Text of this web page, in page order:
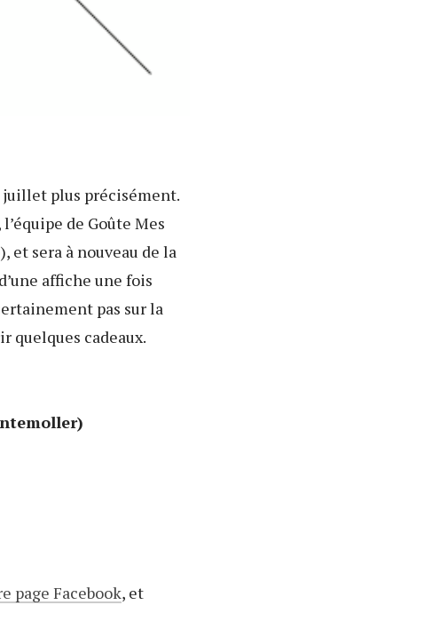
juillet plus précisément.
de Goûte Mes
), et sera à nouveau de la
affiche une fois
pas sur la
quelques cadeaux.
page Facebook, et